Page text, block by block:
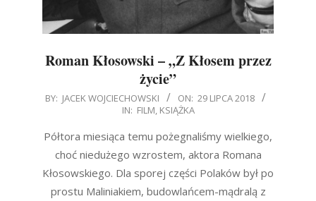
Roman Kłosowski – „Z Kłosem przez
życie”
2018-
29
BY: JACEK WOJCIECHOWSKI ON: 29 LIPCA 2018
IN: FILM, KSIĄŻKA
Półtora miesiąca temu pożegnaliśmy wielkiego,
choć niedużego wzrostem, aktora Romana
Kłosowskiego. Dla sporej części Polaków był po
prostu Maliniakiem, budowlańcem-mądralą z